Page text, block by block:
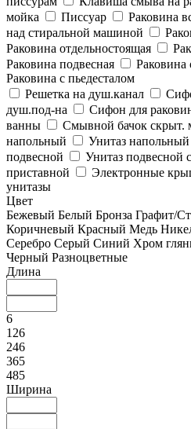
мойка
Писсуар Раковина
над стиральной машиной
Раковина отдельностоящая
Раковина подвесная
Раковина
Раковина с пьедесталом
Решетка на душ.канал
душ.под-на
Сифон для
ванны
Смывной бачок скрыт.
напольный
Унитаз напольный
подвесной
Унитаз подвесной
приставной
Электронные
унитазы
Цвет
Бежевый Белый Бронза Графит/
Коричневый Красный Медь
Серебро Серый Синий Хром
Черный Разноцветные
Длина
6
126
246
365
485
Ширина